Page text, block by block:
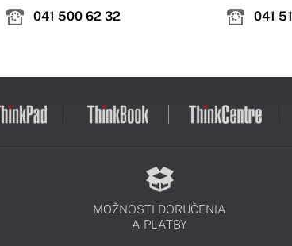
041 500 62 32 041
MOŽNOSTI DORUČENIA
A PLATBY